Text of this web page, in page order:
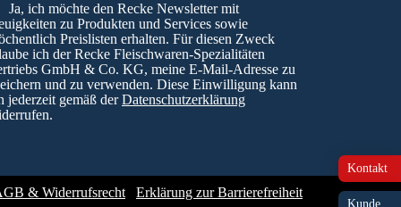
Kontakt
Kunde
Ja, ich möchte den Recke Newsletter mit
zu Produkten und Services sowie
Preislisten erhalten. Für diesen Zweck
ich der Recke Fleischwaren-Spezialitäten
GmbH & Co. KG, meine E-Mail-Adresse zu
und zu verwenden. Diese Einwilligung kann
jederzeit gemäß derDatenschutzerklärung
& Widerrufsrecht Erklärung zur Barrierefreiheit